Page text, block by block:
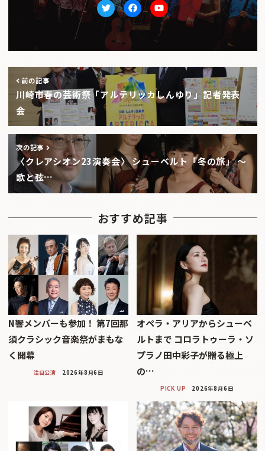
TwitterfacebookYoutube
前の記事
川崎市春の芸術祭「アルテリッカしんゆり」記者発表
会
次の記事
〈クレアシオン23演奏会〉 シューベルト「冬の旅」 〜
歌と弦…
おすすめ記事
N響メンバーも参加！ 第7回那
須クラシック音楽祭がまもな
く開幕
注目公演 2026年8月6日
オペラ・アリアからシューベ
ルトまで コロラトゥーラ・ソ
プラノ田中彩子が贈る極上
の…
PICK UP 2026年8月6日